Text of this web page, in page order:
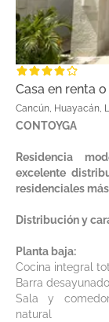
Casa en renta
Cancún,
CONTOYGA
Residencia
excelente
residenciales
Distribución y
Planta baja:
Cocina integral
Barra
Sala y
natural